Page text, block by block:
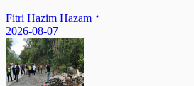
Fitri Hazim Hazam
2026-08-07